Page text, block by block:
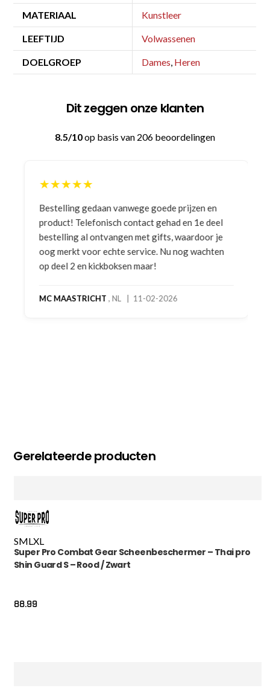
MATERIAAL Kunstleer
LEEFTIJD Volwassenen
DOELGROEP Dames Heren
Dit zeggen onze klanten
8.5/10op basis van 206 beoordelingen
★★★★★
Bestelling gedaan vanwege goede prijzen en
product! Telefonisch contact gehad en 1e deel
bestelling al ontvangen met gifts, waardoor je
oog merkt voor echte service. Nu nog wachten
op deel 2 en kickboksen maar!
MC MAASTRICHT, NL | 11-02-2026
Gerelateerde producten
SML XL
Super Pro Combat Gear Scheenbeschermer – Thai pro
Shin Guard S – Rood / Zwart
88.99